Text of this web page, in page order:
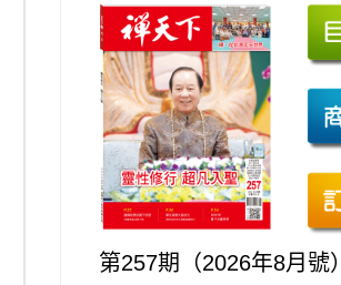
第257期（2026年8月號）